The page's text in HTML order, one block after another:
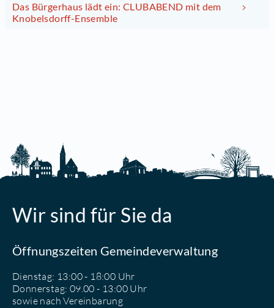
Das Bürgerhaus lädt ein: CLUBABEND mit dem
Knobelsdorff-Ensemble
Wir sind für Sie da
Öffnungszeiten Gemeindeverwaltung
Dienstag: 13:00 - 18:00 Uhr
Donnerstag: 09.00 - 13:00 Uhr
sowie nach Vereinbarung